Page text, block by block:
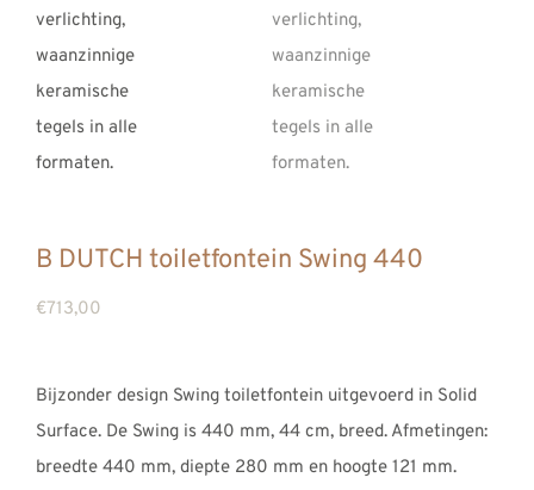
B DUTCH toiletfontein Swing 440
€713,00
Bijzonder design Swing toiletfontein uitgevoerd in Solid
Surface. De Swing is 440 mm, 44 cm, breed. Afmetingen:
breedte 440 mm, diepte 280 mm en hoogte 121 mm.